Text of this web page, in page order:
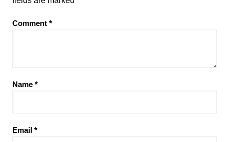
Comment *
Name *
Email *